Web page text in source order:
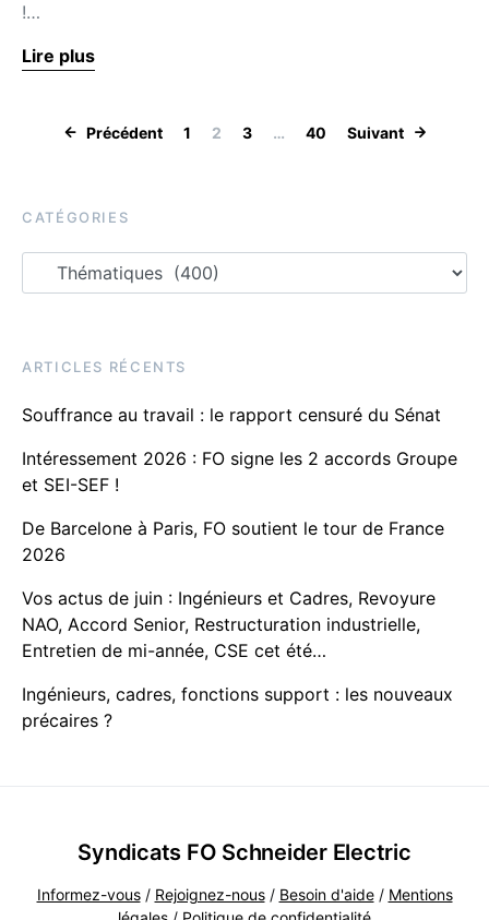
!…
Lire plus
Précédent 1 2 3 … 40 Suivant
CATÉGORIES
ARTICLES RÉCENTS
Souffrance au travail : le rapport censuré du Sénat
Intéressement 2026 : FO signe les 2 accords Groupe
et SEI-SEF !
De Barcelone à Paris, FO soutient le tour de France
2026
Vos actus de juin : Ingénieurs et Cadres, Revoyure
NAO, Accord Senior, Restructuration industrielle,
Entretien de mi-année, CSE cet été…
Ingénieurs, cadres, fonctions support : les nouveaux
précaires ?
Syndicats FO Schneider Electric
Informez-vous/ Rejoignez-nous/ Besoin d'aide/ Mentions